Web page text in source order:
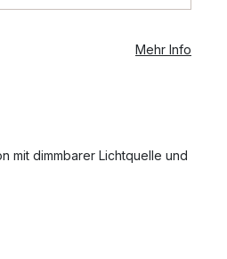
Mehr Info
mit dimmbarer Lichtquelle und